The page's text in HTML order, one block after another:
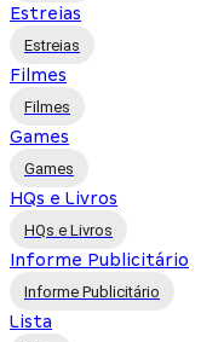
Estreias
Estreias
Filmes
Filmes
Games
Games
HQs e Livros
HQs e Livros
Informe Publicitário
Informe Publicitário
Lista